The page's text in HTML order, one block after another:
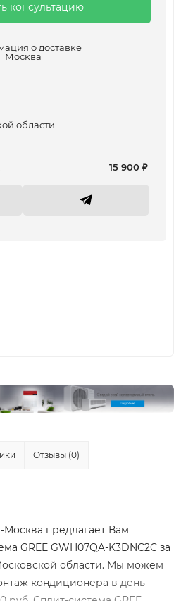
консультацию
о доставке
Москва
области
15 900 ₽
Отзывы (0)
предлагает Вам
GREE GWH07QA-K3DNC2C за
области. Мы можем
кондиционера в день